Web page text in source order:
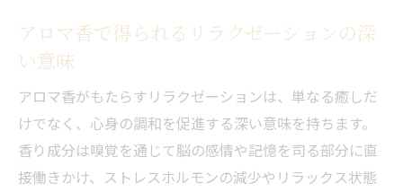
愛知で体験できるマッサージの最新トレン
香水作り体験と合わせて楽しむ癒しの時間
自分だけの香り作りに挑戦する楽しみ
アロマトリートメントで自分好みの香りを
発見
アロマ香で得られるリラクゼーションの深
い意味
アロマ香がもたらすリラクゼーションは、単なる癒しだ
けでなく、心身の調和を促進する深い意味を持ちます。
香り成分は嗅覚を通じて脳の感情や記憶を司る部分に直
接働きかけ、ストレスホルモンの減少やリラックス状態